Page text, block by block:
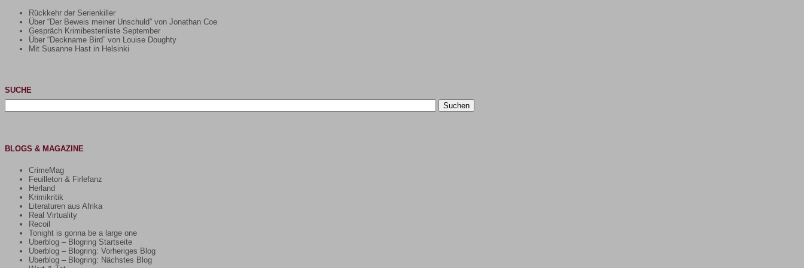
Rückkehr der Serienkiller
Über “Der Beweis meiner Unschuld” von Jonathan Coe
Gespräch Krimibestenliste September
Über “Deckname Bird” von Louise Doughty
Mit Susanne Hast in Helsinki
SUCHE
Suchen
nach:
BLOGS & MAGAZINE
CrimeMag
Feuilleton & Firlefanz
Herland
Krimikritik
Literaturen aus Afrika
Real Virtuality
Recoil
Tonight is gonna be a large one
Uberblog – Blogring Startseite
Uberblog – Blogring: Vorheriges Blog
Uberblog – Blogring: Nächstes Blog